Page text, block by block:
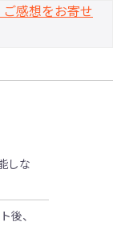
感想をお寄せ
しな
後、